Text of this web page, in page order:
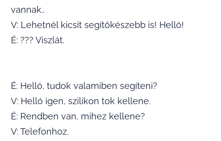
vannak..
V: Lehetnél kicsit segítőkészebb is! Helló!
É: ??? Viszlát.
É: Helló, tudok valamiben segíteni?
V: Helló igen, szilikon tok kellene.
É: Rendben van, mihez kellene?
V: Telefonhoz.